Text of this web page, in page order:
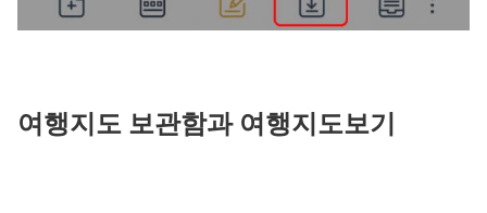
여행지도 보관함과 여행지도보기